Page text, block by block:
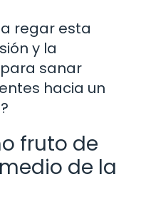
regar esta
y la
sanar
hacia un
fruto de
de la